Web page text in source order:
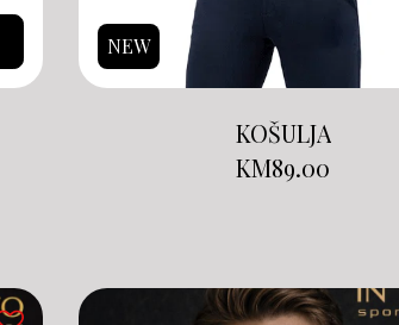
NEW
KOŠULJA
KM89.00